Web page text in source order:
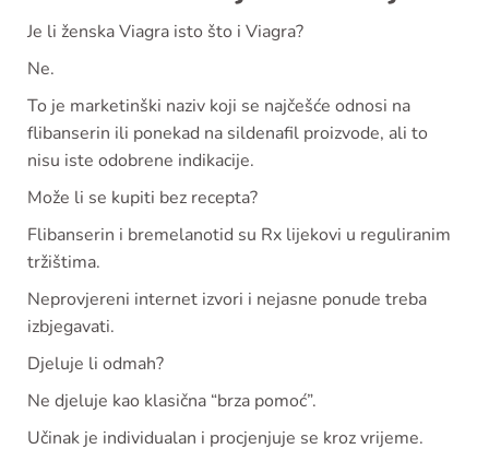
Je li ženska Viagra isto što i Viagra?
Ne.
To je marketinški naziv koji se najčešće odnosi na
flibanserin ili ponekad na sildenafil proizvode, ali to
nisu iste odobrene indikacije.
Može li se kupiti bez recepta?
Flibanserin i bremelanotid su Rx lijekovi u reguliranim
tržištima.
Neprovjereni internet izvori i nejasne ponude treba
izbjegavati.
Djeluje li odmah?
Ne djeluje kao klasična “brza pomoć”.
Učinak je individualan i procjenjuje se kroz vrijeme.